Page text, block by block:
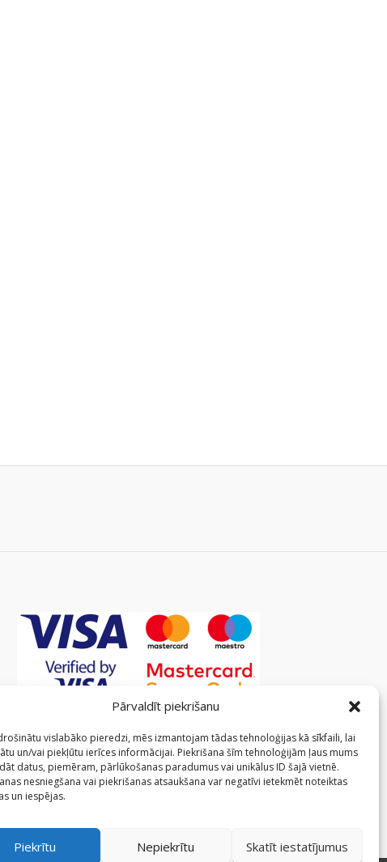
Pārvaldīt piekrišanu
vislabāko pieredzi, mēs izmantojam tādas tehnoloģijas kā sīkfaili, lai
un/vai piekļūtu ierīces informācijai. Piekrišana šīm tehnoloģijām ļaus mums
datus, piemēram, pārlūkošanas paradumus vai unikālus ID šajā vietnē.
nesniegšana vai piekrišanas atsaukšana var negatīvi ietekmēt noteiktas
un iespējas.
Piekrītu Nepiekrītu Skatīt iestatījumus